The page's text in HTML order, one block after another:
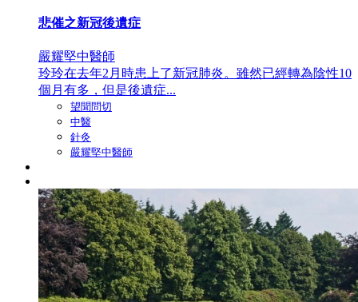
悲催之新冠後遺症
嚴耀堅中醫師
玲玲在去年2月時患上了新冠肺炎。雖然已經轉為陰性10
個月有多，但是後遺症...
望聞問切
中醫
針灸
嚴耀堅中醫師